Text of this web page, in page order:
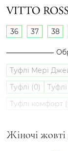
Жіночі
36 37 38
Туфлі Мері
Туфлі (0)
Туфлі комфорт